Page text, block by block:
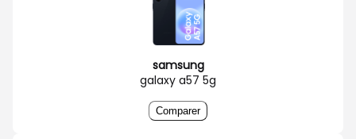
samsung
galaxy a57 5g
Comparer